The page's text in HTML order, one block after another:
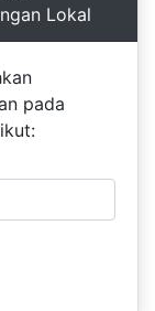
Lokal
pada